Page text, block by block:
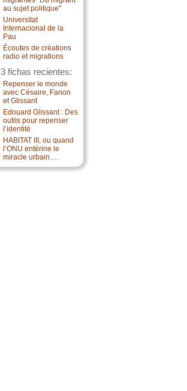
au sujet politique"
Universitat
Internacional de la
Pau
Écoutes de créations
radio et migrations
3 fichas recientes:
Repenser le monde
avec Césaire, Fanon
et Glissant
Edouard Glissant : Des
outils pour repenser
l’identité
HABITAT III, ou quand
l’ONU entérine le
miracle urbain….